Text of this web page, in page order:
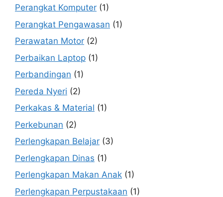
Perangkat Komputer (1)
Perangkat Pengawasan (1)
Perawatan Motor (2)
Perbaikan Laptop (1)
Perbandingan (1)
Pereda Nyeri (2)
Perkakas & Material (1)
Perkebunan (2)
Perlengkapan Belajar (3)
Perlengkapan Dinas (1)
Perlengkapan Makan Anak (1)
Perlengkapan Perpustakaan (1)